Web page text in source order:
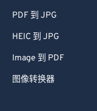
PDF 到 JPG
HEIC 到 JPG
Image 到 PDF
图像转换器